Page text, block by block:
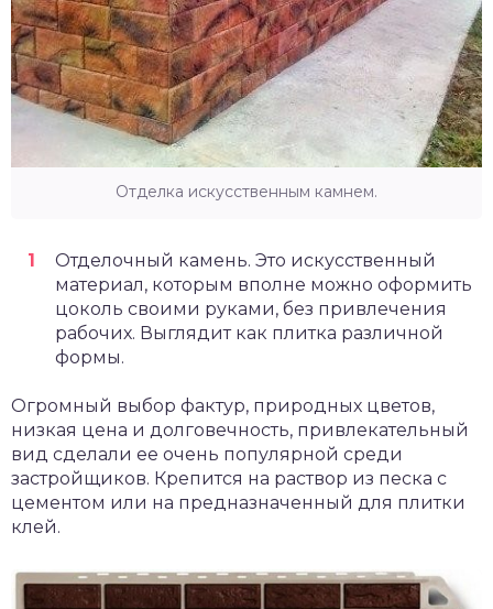
Отделка искусственным камнем.
Отделочный камень. Это искусственный
материал, которым вполне можно оформить
цоколь своими руками, без привлечения
рабочих. Выглядит как плитка различной
формы.
Огромный выбор фактур, природных цветов,
низкая цена и долговечность, привлекательный
вид сделали ее очень популярной среди
застройщиков. Крепится на раствор из песка с
цементом или на предназначенный для плитки
клей.